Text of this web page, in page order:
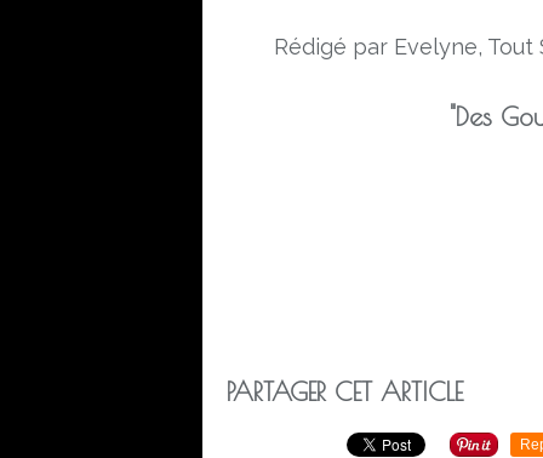
Rédigé par Evelyne,
"Des
PARTAGER CET ARTICLE